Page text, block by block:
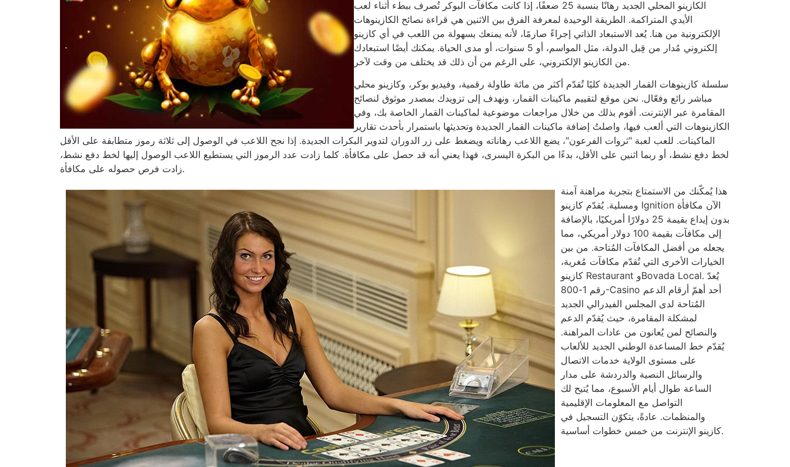
الكازينو المحلي الجديد رهانًا بنسبة 25 ضعفًا، إذا كانت مكافآت البوكر تُصرف ببطء أثناء لعب
الأيدي المتراكمة. الطريقة الوحيدة لمعرفة الفرق بين الاثنين هي قراءة نصائح الكازينوهات
الإلكترونية من هنا. يُعد الاستبعاد الذاتي إجراءً صارمًا، لأنه يمنعك بسهولة من اللعب في أي كازينو
إلكتروني مُدار من قِبل الدولة، مثل المواسم، أو 5 سنوات، أو مدى الحياة. يمكنك أيضًا استبعادك
من الكازينو الإلكتروني، على الرغم من أن ذلك قد يختلف من وقت لآخر.
سلسلة كازينوهات القمار الجديدة كليًا تُقدّم أكثر من مائة طاولة رقمية، وفيديو بوكر، وكازينو محلي
مباشر رائع وفعّال. نحن موقع لتقييم ماكينات القمار، ونهدف إلى تزويدك بمصدر موثوق لنصائح
المقامرة عبر الإنترنت. أقوم بذلك من خلال مراجعات موضوعية لماكينات القمار الخاصة بك، وفي
الكازينوهات التي ألعب فيها، واصلتُ إضافة ماكينات القمار الجديدة وتحديثها باستمرار بأحدث تقارير
الماكينات. للعب لعبة "ثروات الفرعون"، يضع اللاعب رهاناته ويضغط على زر الدوران لتدوير البكرات الجديدة. إذا نجح اللاعب في الوصول إلى ثلاثة رموز متطابقة على الأقل
لخط دفع نشط، أو ربما اثنين على الأقل، بدءًا من البكرة اليسرى، فهذا يعني أنه قد حصل على مكافأة. كلما زادت عدد الرموز التي يستطيع اللاعب الوصول إليها لخط دفع نشط،
زادت فرص حصوله على مكافأة.
هذا يُمكّنك من الاستمتاع بتجربة مراهنة آمنة
ومسلية. يُقدّم كازينو Ignition الآن مكافأة
بدون إيداع بقيمة 25 دولارًا أمريكيًا، بالإضافة
إلى مكافآت بقيمة 100 دولار أمريكي، مما
يجعله من أفضل المكافآت المُتاحة. من بين
الخيارات الأخرى التي تُقدّم مكافآت مُغرية،
كازينو Restaurant وBovada Local. يُعدّ
رقم 1-800-Casino أحد أهمّ أرقام الدعم
المُتاحة لدى المجلس الفيدرالي الجديد
لمشكلة المقامرة، حيث يُقدّم الدعم
والنصائح لمن يُعانون من عادات المراهنة.
يُقدّم خط المساعدة الوطني الجديد للألعاب
على مستوى الولاية خدمات الاتصال
والرسائل النصية والدردشة على مدار
الساعة طوال أيام الأسبوع، مما يُتيح لك
التواصل مع المعلومات الإقليمية
والمنظمات. عادةً، يتكوّن التسجيل في
كازينو الإنترنت من خمس خطوات أساسية.